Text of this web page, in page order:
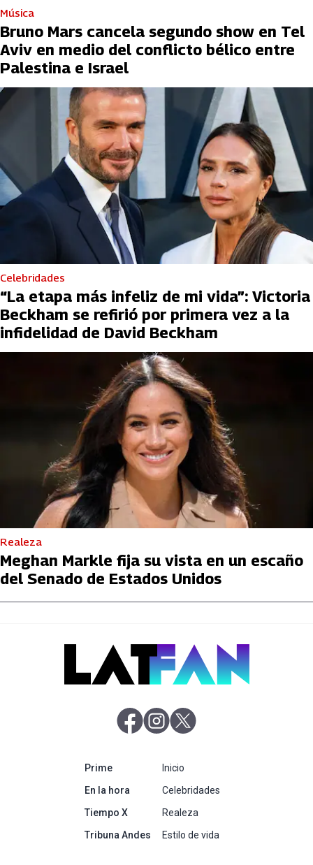
Música
Bruno Mars cancela segundo show en Tel
Aviv en medio del conflicto bélico entre
Palestina e Israel
Celebridades
“La etapa más infeliz de mi vida”: Victoria
Beckham se refirió por primera vez a la
infidelidad de David Beckham
Realeza
Meghan Markle fija su vista en un escaño
del Senado de Estados Unidos
abre en nueva pestaña
abre en nueva pestaña
Primeabre en nueva pestaña
En la hora abre en nueva pestaña
Tiempo Xabre en nueva pestaña
Tribuna Andes abre en nueva pestaña
Inicio
Celebridades
Realeza
Estilo de vida